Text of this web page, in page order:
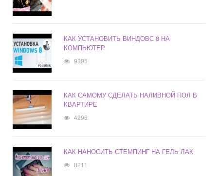
КАК УСТАНОВИТЬ ВИНДОВС 8 НА
КОМПЬЮТЕР
9395
КАК САМОМУ СДЕЛАТЬ НАЛИВНОЙ ПОЛ В
КВАРТИРЕ
4296
КАК НАНОСИТЬ СТЕМПИНГ НА ГЕЛЬ ЛАК
8211